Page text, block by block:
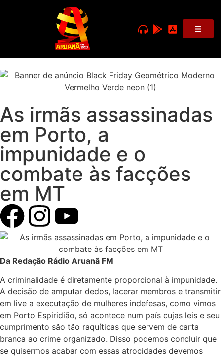
As irmãs assassinadas
em Porto, a
impunidade e o
combate às facções
em MT
Da Redação Rádio Aruanã FM
A criminalidade é diretamente proporcional à impunidade.
A decisão de amputar dedos, lacerar membros e transmitir
em live a executação de mulheres indefesas, como vimos
em Porto Espiridião, só acontece num país cujas leis e seu
cumprimento são tão raquíticas que servem de carta
branca ao crime organizado. Disso podemos concluir que
se quisermos acabar com essas atrocidades devemos